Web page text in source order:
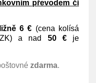
převodem či
6 € (cena kolísá
a nad 50€
je
zdarma.